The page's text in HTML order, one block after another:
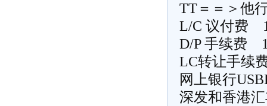
TT＝＝＞他
L/C 议付费
D/P 手续
LC转让手续
网上银行
深发和香港